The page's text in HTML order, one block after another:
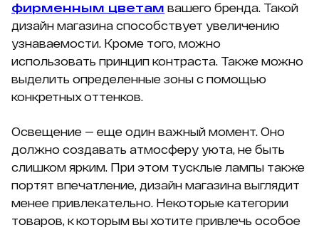
фирменным цветам вашего бренда. Такой
дизайн магазина способствует увеличению
узнаваемости. Кроме того, можно
использовать принцип контраста. Также можно
выделить определенные зоны с помощью
конкретных оттенков.
Освещение — еще один важный момент. Оно
должно создавать атмосферу уюта, не быть
слишком ярким. При этом тусклые лампы также
портят впечатление, дизайн магазина выглядит
менее привлекательно. Некоторые категории
товаров, к которым вы хотите привлечь особое